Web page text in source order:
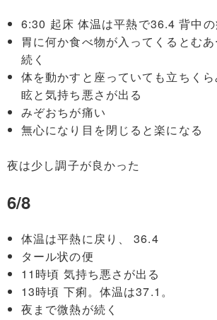
6:30 起床 体温は平熱で36.4 背中
胃に何か食べ物が入ってくるとむ
続く
体を動かすと座っていても立ちく
眩と気持ち悪さが出る
みぞおちが痛い
無心になり目を閉じると楽になる
夜は少し調子が良かった
6/8
体温は平熱に戻り、 36.4
タール状の便
11時頃 気持ち悪さが出る
13時頃 下痢。体温は37.1。
夜まで微熱が続く